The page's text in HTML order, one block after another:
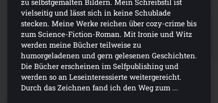
zu selbstgemalten Bildern. Mein Schreibstil ist
vielseitig und lässt sich in keine Schublade
stecken. Meine Werke reichen über cozy-crime bis
zum Science-Fiction-Roman. Mit Ironie und Witz
werden meine Bücher teilweise zu
humorgeladenen und gern gelesenen Geschichten.
Die Bücher erscheinen im Selfpublishing und
werden so an Leseinteressierte weitergereicht.
Durch das Zeichnen fand ich den Weg zum ...